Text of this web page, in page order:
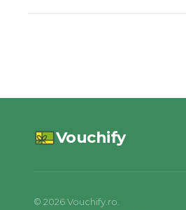
Vouchify
© 2026Vouchify.ro.